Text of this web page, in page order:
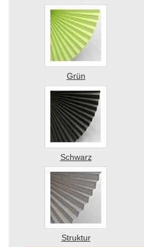
Grün
Schwarz
Struktur